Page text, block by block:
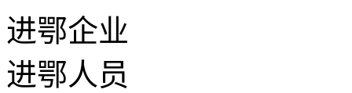
进鄂企业
进鄂人员